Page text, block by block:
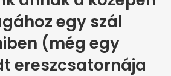
egy szál
(még egy
ereszcsatornája